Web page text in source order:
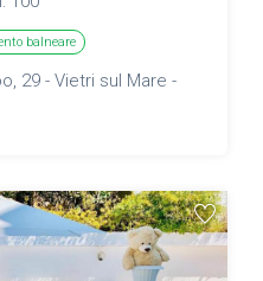
balneare
29 - Vietri sul Mare -